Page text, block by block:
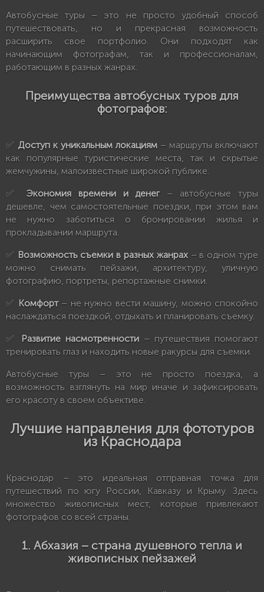
Автобусные туры – это не просто удобный способ
путешествовать, но и прекрасная возможность
расширить свое портфолио. Они подходят как
начинающим фотографам, так и профессионалам,
работающим в разных жанрах.
Преимущества автобусных туров для
фотографов:
✅ Доступ к уникальным локациям – маршруты включают
как популярные туристические места, так и скрытые
жемчужины, малоизвестные широкой публике.
✅ Экономия времени и денег– автобусные туры
дешевле, чем самостоятельные поездки, при этом вам
не нужно заботиться о бронировании жилья и
прокладывании маршрута.
✅ Возможность съемки в разных жанрах– в одном туре
можно снимать пейзажи, архитектуру, уличную
фотографию, портреты, репортажные снимки.
✅ Комфорт– не нужно вести машину, можно спокойно
наслаждаться поездкой, отдыхать и планировать съемку.
✅
Развитие насмотренности – путешествия помогают
тренировать глаз и находить новые ракурсы для съемки.
Автобусные туры – это не просто поездка, а
возможность взглянуть на мир иначе и зафиксировать
его красоту в своем объективе.
Лучшие направления для фототуров
из Краснодара
Краснодар – это идеальная отправная точка для
путешествий по югу России, Кавказу и Крыму. Здесь
множество живописных мест, которые привлекают
фотографов со всей страны.
1. Абхазия – страна душевного тепла и
живописных пейзажей